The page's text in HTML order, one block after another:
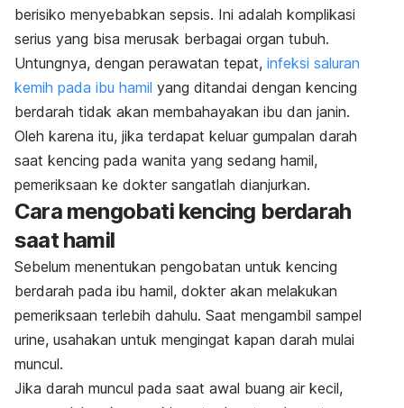
berisiko menyebabkan sepsis. Ini adalah komplikasi
serius yang bisa merusak berbagai organ tubuh.
Untungnya, dengan perawatan tepat, infeksi saluran
kemih pada ibu hamil yang ditandai dengan kencing
berdarah tidak akan membahayakan ibu dan janin.
Oleh karena itu, jika terdapat keluar gumpalan darah
saat kencing pada wanita yang sedang hamil,
pemeriksaan ke dokter sangatlah dianjurkan.
Cara mengobati kencing berdarah
saat hamil
Sebelum menentukan pengobatan untuk kencing
berdarah pada ibu hamil, dokter akan melakukan
pemeriksaan terlebih dahulu. Saat mengambil sampel
urine, usahakan untuk mengingat kapan darah mulai
muncul.
Jika darah muncul pada saat awal buang air kecil,